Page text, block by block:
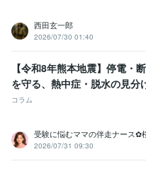
西田玄一郎
2026/07/30 01:40
【令和8年熊本地震】停電・
を守る、熱中症・脱水の見分
コラム
受験に悩むママの伴走ナース✿
2026/07/31 09:30